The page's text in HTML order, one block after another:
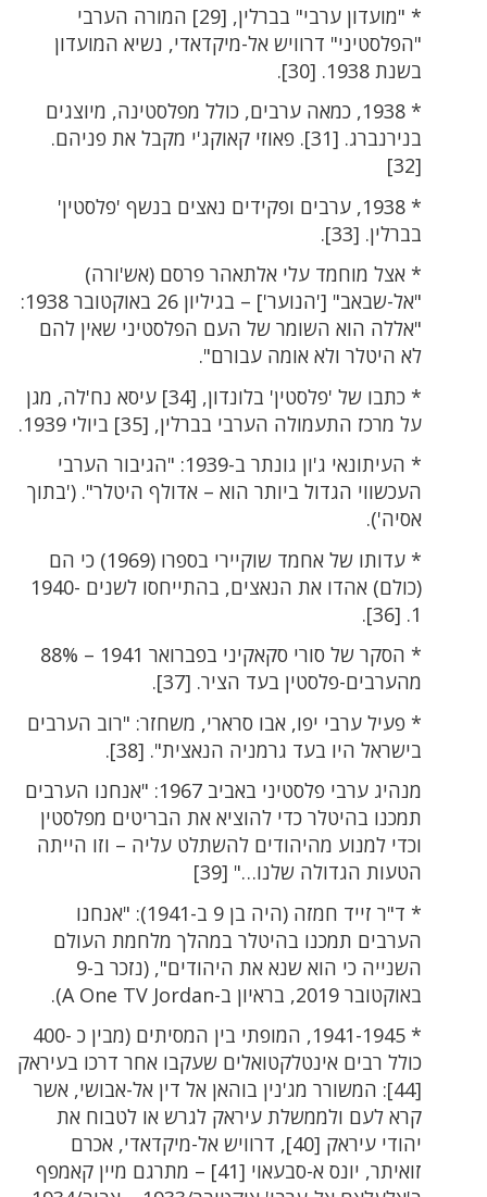
* "מועדון ערבי" בברלין, [29] המורה הערבי
"הפלסטיני" דרוויש אל-מיקדאדי, נשיא המועדון
בשנת 1938. [30].
* 1938, כמאה ערבים, כולל מפלסטינה, מיוצגים
בנירנברג. [31]. פאוזי קאוקג'י מקבל את פניהם.
[32]
* 1938, ערבים ופקידים נאצים בנשף 'פלסטין'
בברלין. [33].
* אצל מוחמד עלי אלתאהר פרסם (אש'ורה)
"אל-שבאב" ['הנוער'] – בגיליון 26 באוקטובר 1938:
"אללה הוא השומר של העם הפלסטיני שאין להם
לא היטלר ולא אומה עבורם".
* כתבו של 'פלסטין' בלונדון, [34] עיסא נח'לה, מגן
על מרכז התעמולה הערבי בברלין, [35] ביולי 1939.
* העיתונאי ג'ון גונתר ב-1939: "הגיבור הערבי
העכשווי הגדול ביותר הוא – אדולף היטלר". ('בתוך
אסיה').
* עדותו של אחמד שוקיירי בספרו (1969) כי הם
(כולם) אהדו את הנאצים, בהתייחסו לשנים 1940-
1. [36].
* הסקר של סורי סקאקיני בפברואר 1941 – 88%
מהערבים-פלסטין בעד הציר. [37].
* פעיל ערבי יפו, אבו סרארי, משחזר: "רוב הערבים
בישראל היו בעד גרמניה הנאצית". [38].
מנהיג ערבי פלסטיני באביב 1967: "אנחנו הערבים
תמכנו בהיטלר כדי להוציא את הבריטים מפלסטין
וכדי למנוע מהיהודים להשתלט עליה – וזו הייתה
הטעות הגדולה שלנו…" [39]
* ד"ר זייד חמזה (היה בן 9 ב-1941): "אנחנו
הערבים תמכנו בהיטלר במהלך מלחמת העולם
השנייה כי הוא שנא את היהודים", (נזכר ב-9
באוקטובר 2019, בראיון ב-A One TV Jordan).
* 1941-1945, המופתי בין המסיתים (מבין כ -400
כולל רבים אינטלקטואלים שעקבו אחר דרכו בעיראק
[44]: המשורר מג'נין בוהאן אל דין אל-אבושי, אשר
קרא לעם ולממשלת עיראק לגרש או לטבוח את
יהודי עיראק [40], דרוויש אל-מיקדאדי, אכרם
זואיתר, יונס א-סבעאוי [41] – מתרגם מיין קאמפף